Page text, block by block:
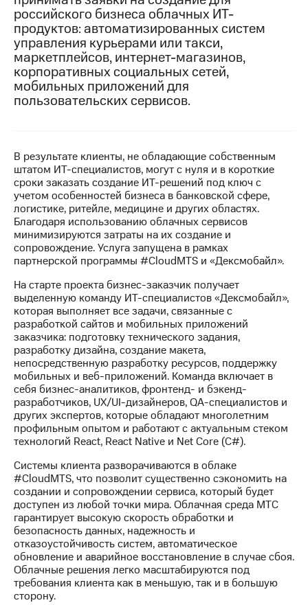
Финансовая
отчетность
Контакты
Новости
в
регионе
управление
Корпоративный
секретарь
Раскрытие
информации
Информация
акционерам
Документы
"МТС"
Собрания
акционеров
Личный
кабинет
акционера
Акционерный
капитал
Контроль
и
аудит
Рынок
акций
Описание
Программа
приобретения
Порядок
выкупа
акций
Дивиденды
Рынок
облигаций
российского бизнеса облачных ИТ-
продуктов: автоматизированных систем
управления курьерами или такси,
маркетплейсов, интернет-магазинов,
корпоративных социальных сетей,
мобильных приложений для
пользовательских сервисов.
В результате клиенты, не обладающие собственным
штатом ИТ-специалистов, могут с нуля и в короткие
сроки заказать создание ИТ-решений под ключ с
учетом особенностей бизнеса в банковской сфере,
логистике, ритейле, медицине и других областях.
Благодаря использованию облачных сервисов
минимизируются затраты на их создание и
сопровождение. Услуга запущена в рамках
партнерской программы #CloudMTS и «Дексмобайл».
На старте проекта бизнес-заказчик получает
выделенную команду ИТ-специалистов «Дексмобайл»,
которая выполняет все задачи, связанные с
разработкой сайтов и мобильных приложений
заказчика: подготовку технического задания,
разработку дизайна, создание макета,
непосредственную разработку ресурсов, поддержку
мобильных и веб-приложений. Команда включает в
себя бизнес-аналитиков, фронтенд- и бэкенд-
разработчиков, UX/UI-дизайнеров, QA-специалистов и
других экспертов, которые обладают многолетним
профильным опытом и работают с актуальным стеком
технологий React, React Native и Net Core (C#).
Системы клиента разворачиваются в облаке
#CloudMTS, что позволит существенно сэкономить на
создании и сопровождении сервиса, который будет
доступен из любой точки мира. Облачная среда МТС
гарантирует высокую скорость обработки и
безопасность данных, надежность и
отказоустойчивость систем, автоматическое
обновление и аварийное восстановление в случае сбоя.
Облачные решения легко масштабируются под
требования клиента как в меньшую, так и в большую
сторону.